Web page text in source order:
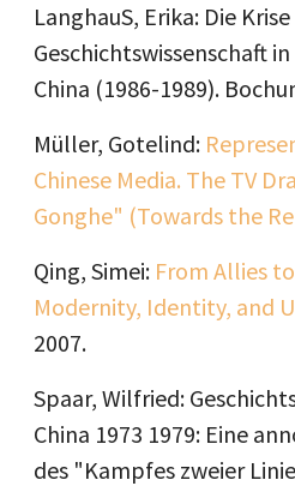
LanghauS, Erika: Die
Geschichtswissenschaft
China (1986-1989).
Müller, Gotelind:
Chinese Media. The TV
Gonghe" (Towards the
Qing, Simei: From Allies
Modernity, Identity, and
2007.
Spaar, Wilfried:
China 1973 1979: Eine
des "Kampfes zweier